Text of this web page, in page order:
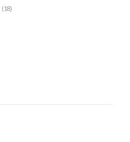
(18)